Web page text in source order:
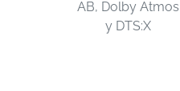
AB, Dolby Atmos
y DTS:X